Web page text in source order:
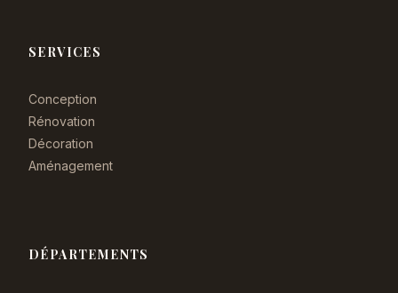
SERVICES
Conception
Rénovation
Décoration
Aménagement
DÉPARTEMENTS